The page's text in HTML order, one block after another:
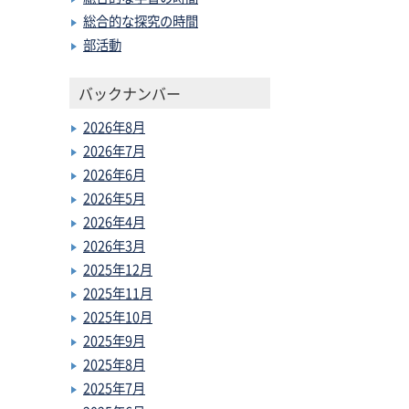
総合的な探究の時間
部活動
バックナンバー
2026年8月
2026年7月
2026年6月
2026年5月
2026年4月
2026年3月
2025年12月
2025年11月
2025年10月
2025年9月
2025年8月
2025年7月